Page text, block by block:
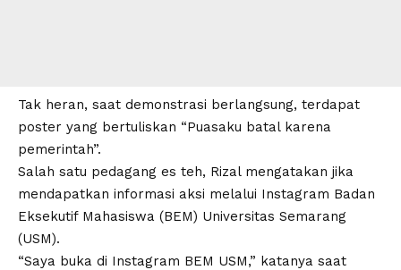
Tak heran, saat demonstrasi berlangsung, terdapat
poster yang bertuliskan “Puasaku batal karena
pemerintah”.
Salah satu pedagang es teh, Rizal mengatakan jika
mendapatkan informasi aksi melalui Instagram Badan
Eksekutif Mahasiswa (BEM) Universitas Semarang
(USM).
“Saya buka di Instagram BEM USM,” katanya saat